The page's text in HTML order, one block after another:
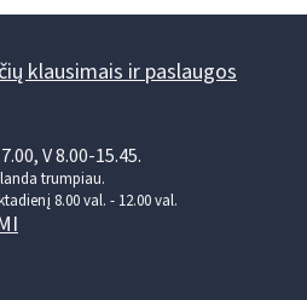
klausimais ir paslaugos
V 8.00-15.45.
trumpiau.
8.00 val. - 12.00 val.